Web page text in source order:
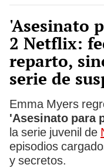
'Asesinato
2 Netflix:
reparto,
serie de
Emma Myers
'Asesinato para
la serie juvenil de
episodios
y secretos.